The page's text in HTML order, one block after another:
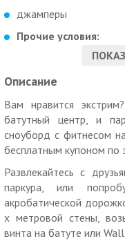
джамперы
Прочие условия:
С собой необходимо
сопровождении
зоне отдыха центра)
Дети от 15 до 18
центре)
Внимание!Купон
стоимости.
на месте
Описание
Вам нравится
батутный центр, и
сноуборд с фитнесом
бесплатным купоном по
Развлекайтесь с
паркура, или
акробатической
х метровой стены,
винта на батуте или